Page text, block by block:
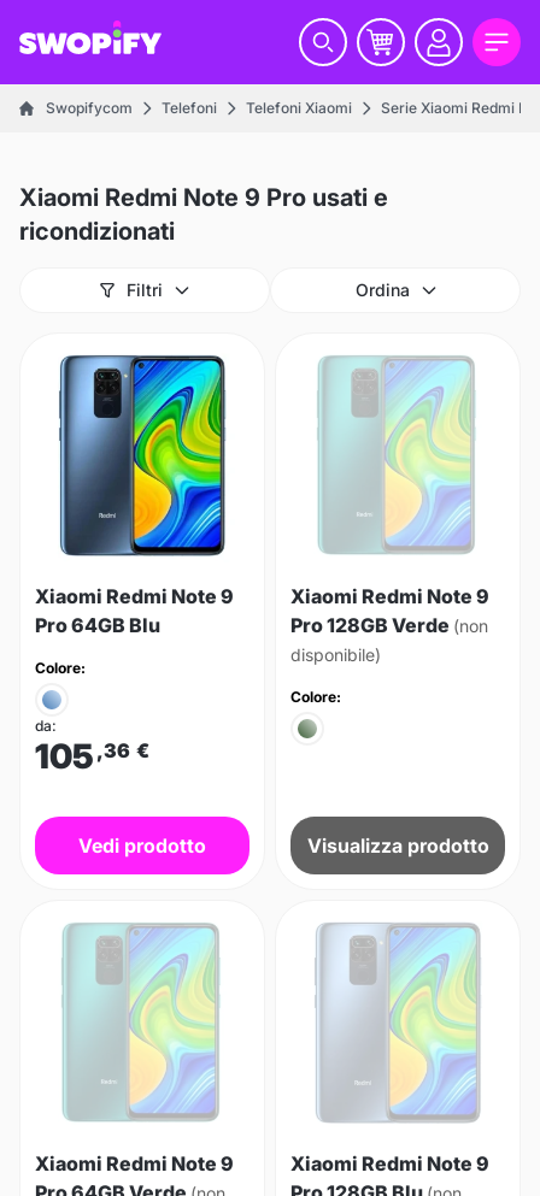
Swopifycom Telefoni Telefoni Xiaomi Serie Xiaomi Redmi
Xiaomi Redmi Note 9 Pro usati e
ricondizionati
Filtri Ordina
Xiaomi Redmi Note 9
Pro 64GB Blu
Colore:
da:
105 ,36 €
Vedi prodotto
Xiaomi Redmi Note 9
Pro 128GB Verde (non
disponibile)
Colore:
Visualizza prodotto
Xiaomi Redmi Note 9
Xiaomi Redmi Note 9